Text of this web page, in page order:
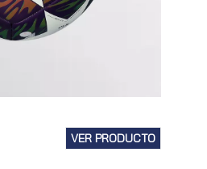
VER PRODUCTO